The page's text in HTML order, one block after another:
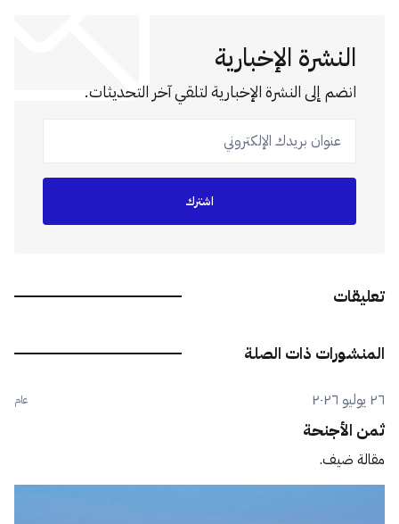
النشرة الإخبارية
انضم إلى النشرة الإخبارية لتلقي آخر التحديثات.
عنوان بريدك الإلكتروني
اشترك
تعليقات
المنشورات ذات الصلة
٢٦ يوليو ٢٠٢٦ عام
ثمن الأجنحة
مقالة ضيف.